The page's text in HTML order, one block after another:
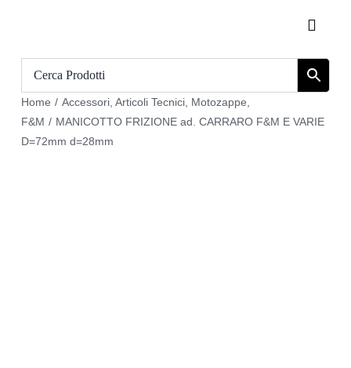
contenuto
Toggle
Catalogo
Home / Accessori, Articoli Tecnici, Motozappe
F&M / MANICOTTO FRIZIONE ad. CARRARO F&M E VARIE
D=72mm d=28mm